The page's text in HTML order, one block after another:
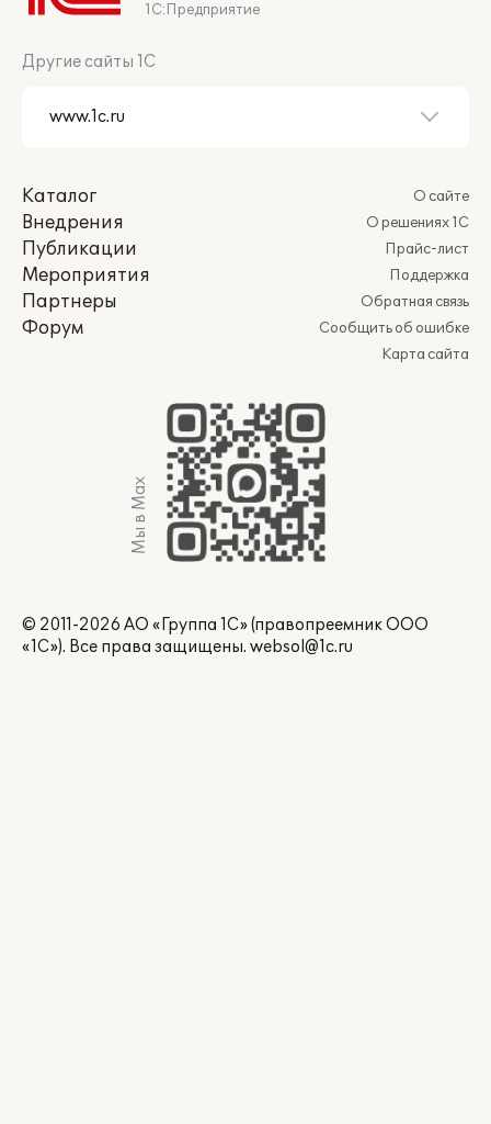
1С:Предприятие
Другие сайты 1С
Каталог
Внедрения
Публикации
Мероприятия
Партнеры
Форум
О сайте
О решениях 1С
Прайс-лист
Поддержка
Обратная связь
Сообщить об ошибке
Карта сайта
Мы в Max
© 2011-2026 АО «Группа 1С» (правопреемник ООО
«1С»). Все права защищены. websol@1c.ru